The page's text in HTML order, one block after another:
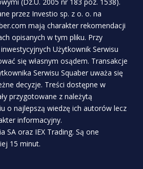
przez Investio sp. z o. o. na
mają charakter rekomendacji
opisanych w tym pliku. Przy
Użytkownik Serwisu
się własnym osądem. Transakcje
Serwisu Squaber uważa się
decyzje. Treści dostępne w
przygotowane z należytą
o najlepszą wiedzę ich autorów lecz
informacyjny.
SA oraz IEX Trading. Są one
15 minut.